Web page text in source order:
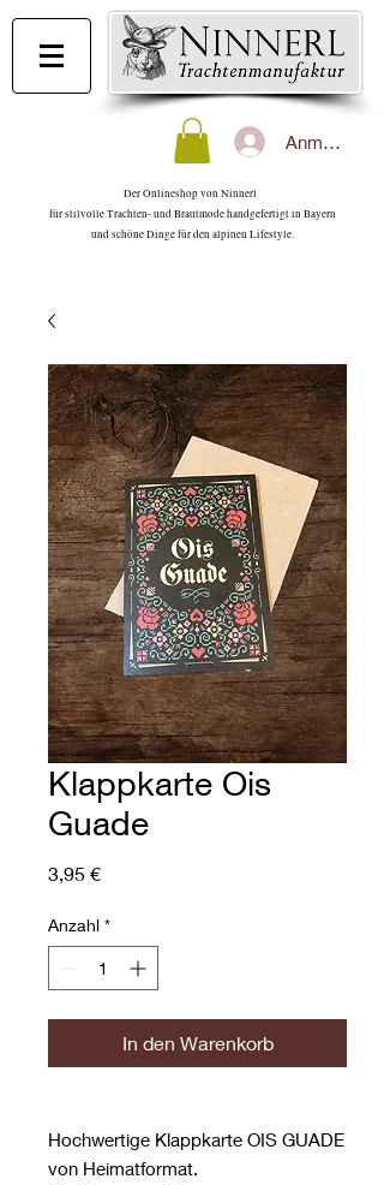
Anmelden
Der Onlineshop von Ninnerl
für stilvolle Trachten- und Brautmode handgefertigt in Bayern
und schöne Dinge für den alpinen Lifestyle.
Klappkarte Ois
Guade
3,95 €Preis
Anzahl *
In den Warenkorb
Hochwertige Klappkarte OIS GUADE
von Heimatformat.